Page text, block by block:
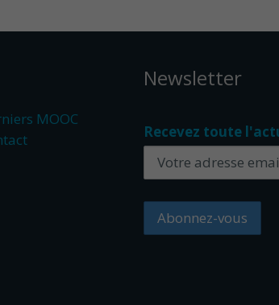
MOOC
Newsletter
Recevez toute